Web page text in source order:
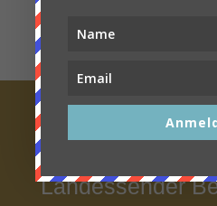
WordPress.org
KKLB – Kunst
Landessender